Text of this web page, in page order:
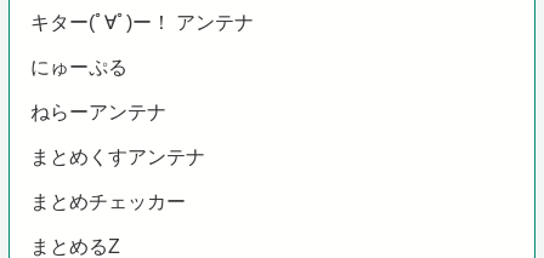
キター(ﾟ∀ﾟ)ー！ アンテナ
にゅーぷる
ねらーアンテナ
まとめくすアンテナ
まとめチェッカー
まとめるZ